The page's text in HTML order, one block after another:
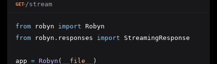
GET /stream
from robyn import Robyn
from robyn . responses import StreamingResponse
app = Robyn ( __file__ )